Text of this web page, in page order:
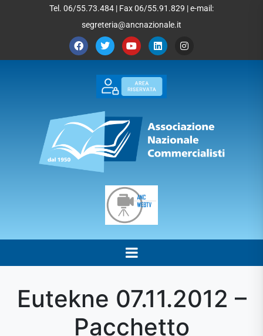
Tel. 06/55.73.484 | Fax 06/55.91.829 | e-mail:
segreteria@ancnazionale.it
Eutekne 07.11.2012 –
Pacchetto